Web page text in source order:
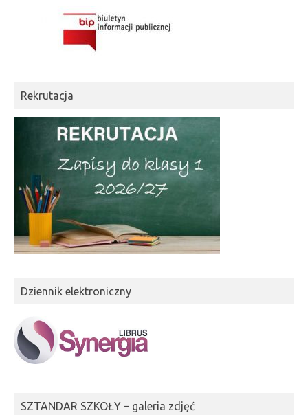
Rekrutacja
Dziennik elektroniczny
SZTANDAR SZKOŁY – galeria zdjęć